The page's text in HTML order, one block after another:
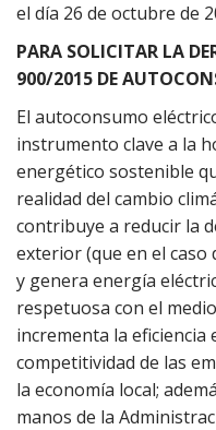
el día 26 de octubre de
PARA SOLICITAR LA
900/2015 DE
El autoconsumo
instrumento clave a la
energético sostenible
realidad del cambio
contribuye a reducir la
exterior (que en el caso
y genera energía
respetuosa con el
incrementa la eficiencia
competitividad de las
la economía local;
manos de la